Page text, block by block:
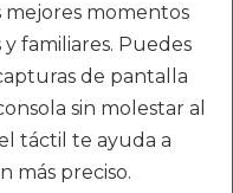
momentos
familiares. Puedes
de pantalla
sin molestar al
táctil te ayuda a
más preciso.